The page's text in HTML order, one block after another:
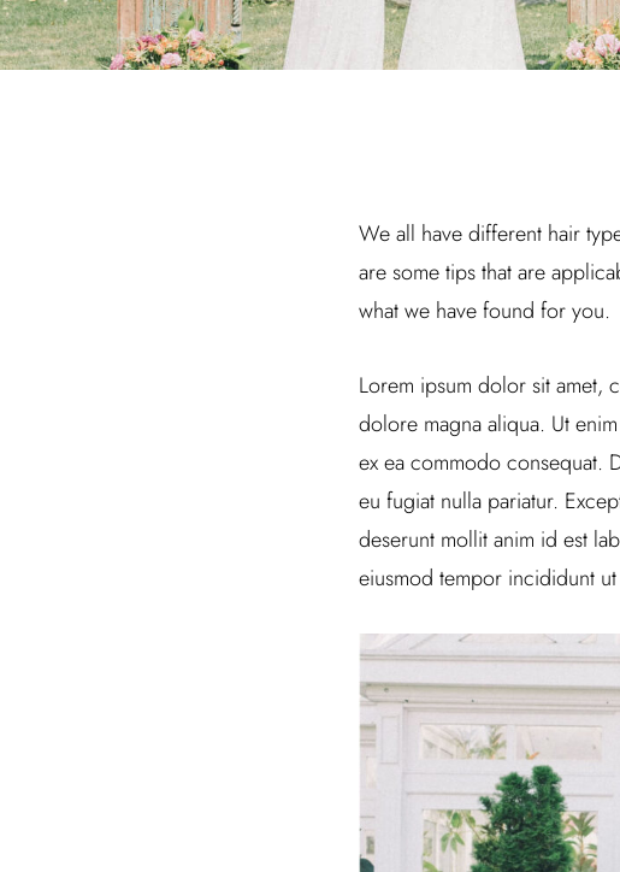
We all have different hair
are some tips that are
what we have found for you.
Lorem ipsum dolor sit amet,
dolore magna aliqua. Ut
ex ea commodo consequat.
eu fugiat nulla pariatur.
deserunt mollit anim id est
eiusmod tempor incididunt